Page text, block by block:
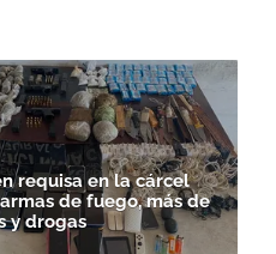
requisa en la cárcel
de fuego, más de
y drogas